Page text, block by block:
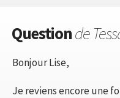
Questionde
Bonjour Lise,
Je reviens encore une